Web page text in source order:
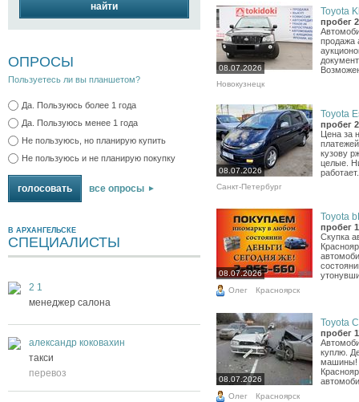
найти
ОПРОСЫ
Пользуетесь ли вы планшетом?
Да. Пользуюсь более 1 года
Да. Пользуюсь менее 1 года
Не пользуюсь, но планирую купить
Не пользуюсь и не планирую покупку
все опросы
В АРХАНГЕЛЬСКЕ
СПЕЦИАЛИСТЫ
2 1
менеджер салона
александр коковахин
такси
перевоз
08.07.2026
Toyota
пробег
продажа
Новокузнецк
08.07.2026
Toyota
пробег
Цена за
кузову
целые.
Санкт-Петербург
08.07.2026
Toyota
пробег
Скупка
Олег Красноярск
08.07.2026
Toyota
пробег
куплю.
машины!
Олег Красноярск